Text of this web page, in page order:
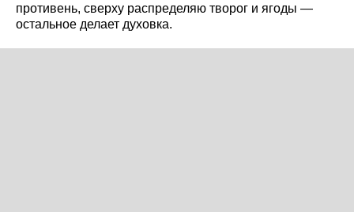
противень, сверху распределяю творог и ягоды —
остальное делает духовка.